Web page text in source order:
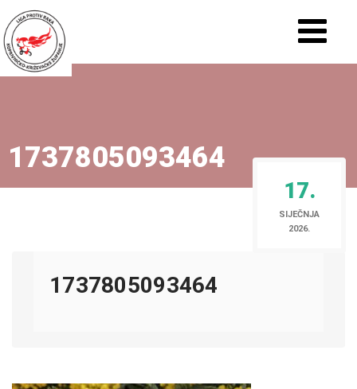
1737805093464
17.
SIJEČNJA
2026.
1737805093464